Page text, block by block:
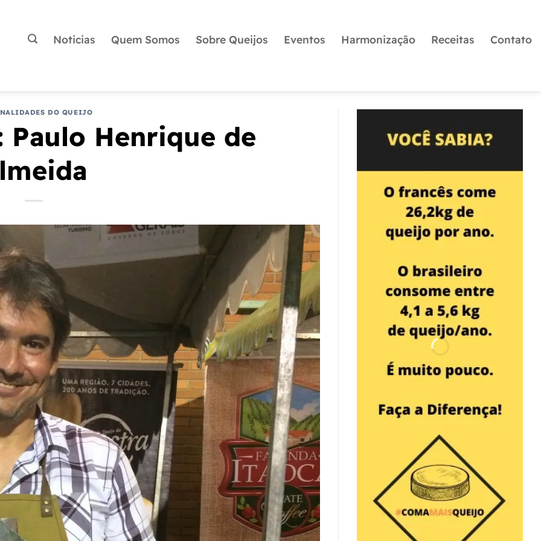
Noticias Quem Somos Sobre Queijos Eventos Harmonização Receitas Contato
DO QUEIJO
Paulo Henrique de